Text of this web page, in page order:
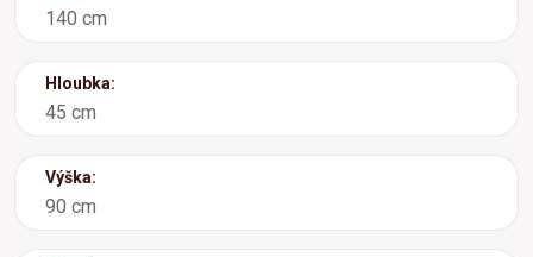
140 cm
Hloubka:
45 cm
Výška:
90 cm